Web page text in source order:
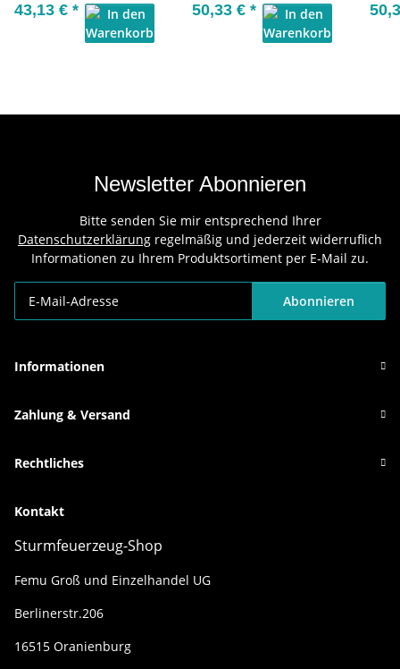
43,13 € * 50,33 € *
Newsletter Abonnieren
Bitte senden Sie mir entsprechend Ihrer
Datenschutzerklärung regelmäßig und jederzeit widerruflich
Informationen zu Ihrem Produktsortiment per E-Mail zu.
Abonnieren
Informationen
Zahlung & Versand
Rechtliches
Kontakt
Sturmfeuerzeug-Shop
Femu Groß und Einzelhandel UG
Berlinerstr.206
16515 Oranienburg